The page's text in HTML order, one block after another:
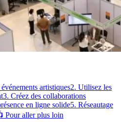
artistiques2. Utilisez les
3. Créez des collaborations
en ligne solide5. Réseautage
Pour aller plus loin